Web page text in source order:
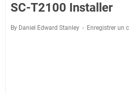
SC-T2100 Installer
By Daniel Edward Stanley Enregistrer un